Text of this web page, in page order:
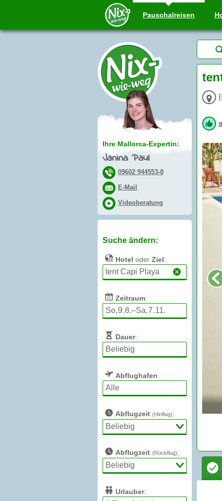
Pauschalreisen
Ihre Mallorca-Expertin:
Janina Paul
09602 944553-0
E-Mail
Videoberatung
Suche ändern:
Hotel oder Ziel:
Zeitraum:
Dauer:
Abflughafen:
Abflugzeit (Hinflug):
Abflugzeit (Rückflug):
Urlauber: